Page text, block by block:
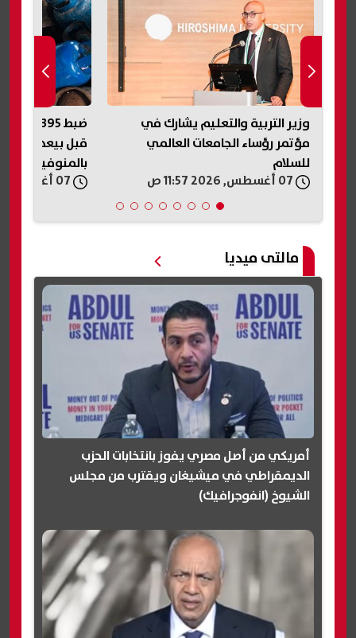
وزير التربية والتعليم يشارك في
مؤتمر رؤساء الجامعات العالمي
للسلام
قبل بيعها في
بالمنوفية
مالتى ميديا
أمريكي من أصل مصري يفوز بانتخابات الحزب
الديمقراطي في ميشيغان ويقترب من مجلس
الشيوخ (انفوجرافيك)